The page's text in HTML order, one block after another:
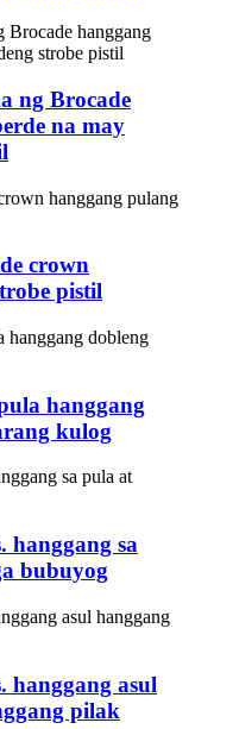
ng Brocade
na may
crown
pistil
hanggang
kulog
hanggang sa
bubuyog
hanggang asul
pilak